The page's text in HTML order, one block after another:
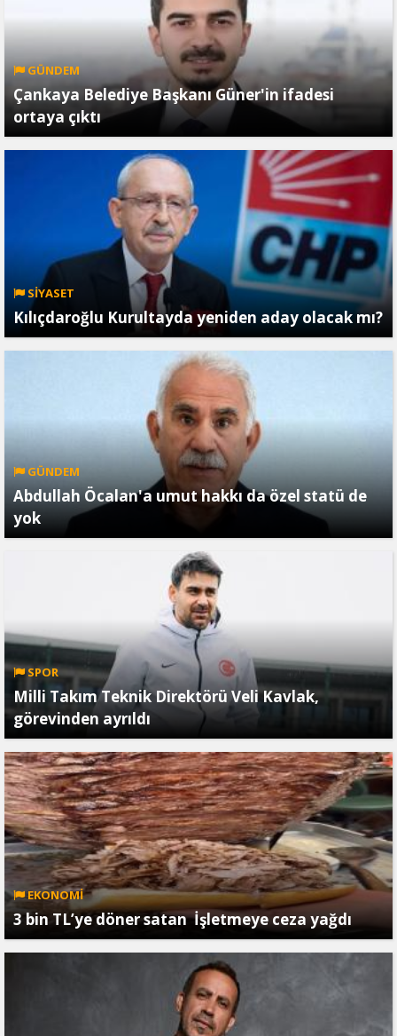
GÜNDEM
Çankaya Belediye Başkanı Güner'in ifadesi
ortaya çıktı
SİYASET
Kılıçdaroğlu Kurultayda yeniden aday olacak mı?
GÜNDEM
Abdullah Öcalan'a umut hakkı da özel statü de
yok
SPOR
Milli Takım Teknik Direktörü Veli Kavlak,
görevinden ayrıldı
EKONOMİ
3 bin TL’ye döner satan İşletmeye ceza yağdı